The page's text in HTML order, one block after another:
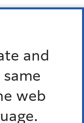
and
web